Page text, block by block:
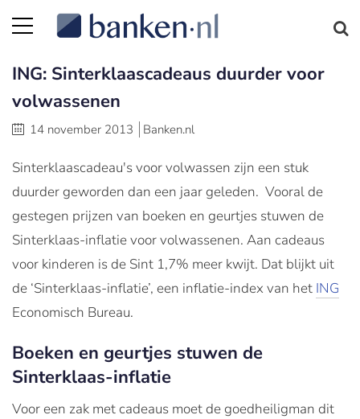
ING: Sinterklaascadeaus duurder voor
volwassenen
14 november 2013 Banken.nl
Sinterklaascadeau's voor volwassen zijn een stuk
duurder geworden dan een jaar geleden. Vooral de
gestegen prijzen van boeken en geurtjes stuwen de
Sinterklaas-inflatie voor volwassenen. Aan cadeaus
voor kinderen is de Sint 1,7% meer kwijt. Dat blijkt uit
de ‘Sinterklaas-inflatie’, een inflatie-index van het ING
Economisch Bureau.
Boeken en geurtjes stuwen de
Sinterklaas-inflatie
Voor een zak met cadeaus moet de goedheiligman dit